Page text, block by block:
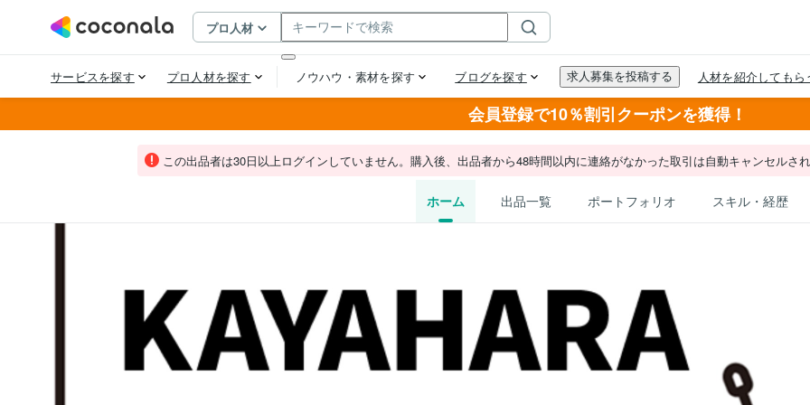
会員登録で10％割引クーポンを獲得！
この出品者は30日以上ログインしていません。購入後、出品者から48時間以内に連絡がなかった取引は自動キャンセルさ
ホーム 出品一覧 ポートフォリオ スキル・経歴